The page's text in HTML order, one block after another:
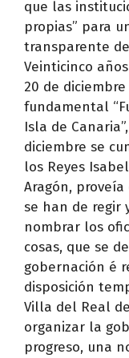
que las
propias” para
transparente
Veinticinco
20 de
fundamental
Isla de
diciembre se
los Reyes
Aragón,
se han de regir
nombrar los
cosas, que se
gobernación é
disposición
Villa del Real
organizar la
progreso, una